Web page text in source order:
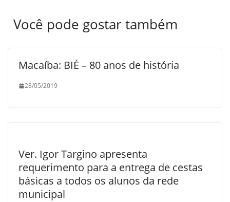
Você pode gostar também
Macaíba: BIÉ – 80 anos de história
28/05/2019
Ver. Igor Targino apresenta
requerimento para a entrega de cestas
básicas a todos os alunos da rede
municipal